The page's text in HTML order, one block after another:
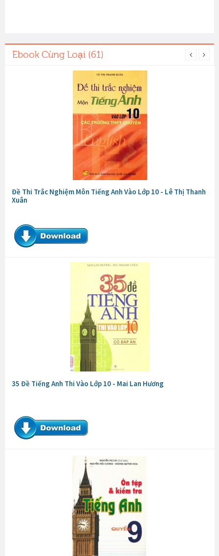
Ebook Cùng Loại (61)
Đề Thi Trắc Nghiệm Môn Tiếng Anh Vào Lớp 10 - Lê Thị Thanh
Xuân
35 Đề Tiếng Anh Thi Vào Lớp 10 - Mai Lan Hương